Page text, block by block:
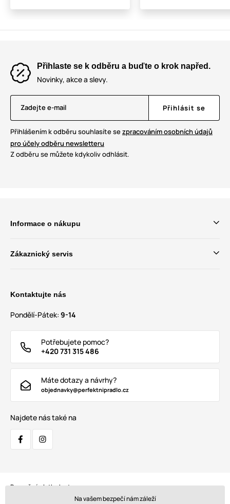
Přihlaste se k odběru a buďte o krok napřed.
Novinky, akce a slevy.
Zadejte e-mail Přihlásit se
Přihlášením k odběru souhlasíte sezpracováním osobních údajů
pro účely odběru newsletteru
Z odběru se můžete kdykoliv odhlásit.
Informace o nákupu
Zákaznický servis
Kontaktujte nás
Pondělí-Pátek: 9-14
Potřebujete pomoc?
+420 731 315 486
Máte dotazy a návrhy?
objednavky@perfektnipradlo.cz
Najdete nás také na
Bezpečná platba kartou:
Na vašem bezpečí nám záleží